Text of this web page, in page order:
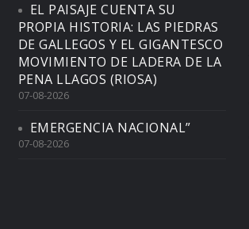
EL PAISAJE CUENTA SU
PROPIA HISTORIA: LAS PIEDRAS
DE GALLEGOS Y EL GIGANTESCO
MOVIMIENTO DE LADERA DE LA
PENA LLAGOS (RIOSA)
07-08-2026
EMERGENCIA NACIONAL”
07-08-2026